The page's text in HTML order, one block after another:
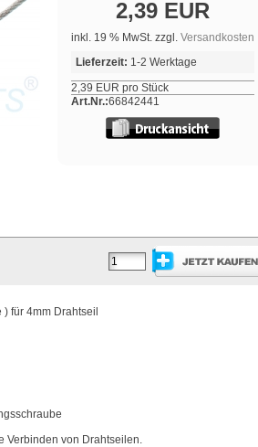
2,39 EUR
inkl. 19 % MwSt. zzgl. Versandkosten
Lieferzeit: 1-2 Werktage
2,39 EUR pro Stück
Art.Nr.:66842441
für 4mm Drahtseil
Verbinden von Drahtseilen.